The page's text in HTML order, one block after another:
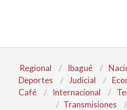
Regional Ibagué
Deportes
Judicial
Café
Internacional
Transmisiones